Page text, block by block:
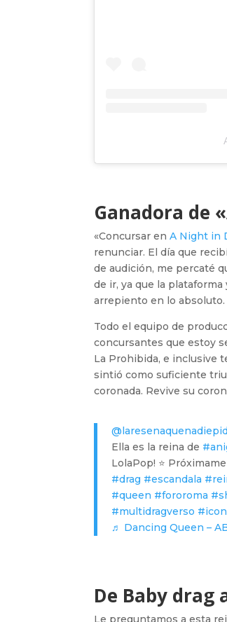
Ganadora de
«Concursar enA Night in
renunciar. El día que
de audición, me percaté
de ir, ya que la
arrepiento en lo absoluto.
Todo el equipo de
concursantes que estoy
La Prohibida, e inclusive
sintió como suficiente
coronada. Revive su
Ella es la reina de
LolaPop! ⭐️
#drag #escandala
#queen #fororoma
#multidragverso
♬ Dancing Queen –
De Baby drag
Le preguntamos a esta